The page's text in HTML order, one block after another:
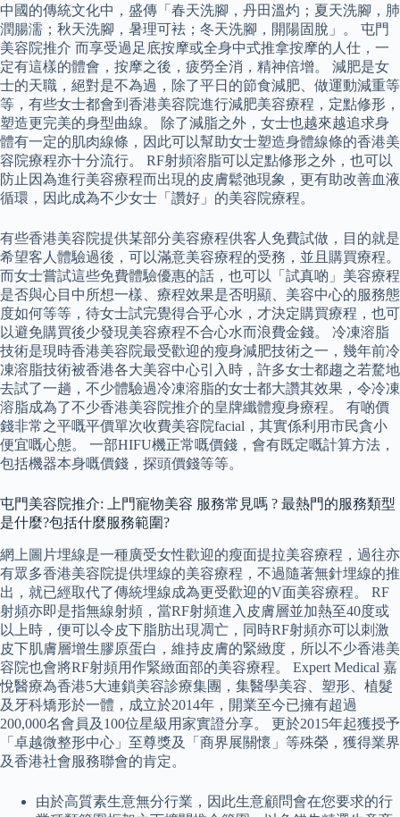
中國的傳統文化中，盛傳「春天洗腳，丹田溫灼；夏天洗腳，肺
潤腸濡；秋天洗腳，暑理可袪；冬天洗腳，開陽固脫」。 屯門
美容院推介 而享受過足底按摩或全身中式推拿按摩的人仕，一
定有這樣的體會，按摩之後，疲勞全消，精神倍增。 減肥是女
士的天職，絕對是不為過，除了平日的節食減肥、做運動減重等
等，有些女士都會到香港美容院進行減肥美容療程，定點修形，
塑造更完美的身型曲線。 除了減脂之外，女士也越來越追求身
體有一定的肌肉線條，因此可以幫助女士塑造身體線條的香港美
容院療程亦十分流行。 RF射頻溶脂可以定點修形之外，也可以
防止因為進行美容療程而出現的皮膚鬆弛現象，更有助改善血液
循環，因此成為不少女士「讚好」的美容院療程。
有些香港美容院提供某部分美容療程供客人免費試做，目的就是
希望客人體驗過後，可以滿意美容療程的受務，並且購買療程。
而女士嘗試這些免費體驗優惠的話，也可以「試真啲」美容療程
是否與心目中所想一樣、療程效果是否明顯、美容中心的服務態
度如何等等，待女士試完覺得合乎心水，才決定購買療程，也可
以避免購買後少發現美容療程不合心水而浪費金錢。 冷凍溶脂
技術是現時香港美容院最受歡迎的瘦身減肥技術之一，幾年前冷
凍溶脂技術被香港各大美容中心引入時，許多女士都趨之若騖地
去試了一趟，不少體驗過冷凍溶脂的女士都大讚其效果，令冷凍
溶脂成為了不少香港美容院推介的皇牌纖體瘦身療程。 有啲價
錢非常之平嘅平價單次收費美容院facial，其實係利用市民貪小
便宜嘅心態。 一部HIFU機正常嘅價錢，會有既定嘅計算方法，
包括機器本身嘅價錢，探頭價錢等等。
屯門美容院推介: 上門寵物美容 服務常見嗎 ? 最熱門的服務類型
是什麼?包括什麼服務範圍?
網上圖片埋線是一種廣受女性歡迎的瘦面提拉美容療程，過往亦
有眾多香港美容院提供埋線的美容療程，不過隨著無針埋線的推
出，就已經取代了傳統埋線成為更受歡迎的V面美容療程。 RF
射頻亦即是指無線射頻，當RF射頻進入皮膚層並加熱至40度或
以上時，便可以令皮下脂肪出現凋亡，同時RF射頻亦可以刺激
皮下肌膚層增生膠原蛋白，維持皮膚的緊緻度，所以不少香港美
容院也會將RF射頻用作緊緻面部的美容療程。 Expert Medical 嘉
悅醫療為香港5大連鎖美容診療集團，集醫學美容、塑形、植髮
及牙科矯形於一體，成立於2014年，開業至今已擁有超過
200,000名會員及100位星級用家實證分享。 更於2015年起獲授予
「卓越微整形中心」至尊獎及「商界展關懷」等殊榮，獲得業界
及香港社會服務聯會的肯定。
由於高質素生意無分行業，因此生意顧問會在您要求的行